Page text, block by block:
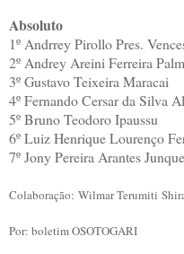
Absoluto
1º Andrrey PirolloPres.
2º Andrey Areini Ferreira
3ºGustavo Teixeira Maracai
4ºFernando Cersar da Silva
5ºBruno TeodoroIpaussu
6ºLuiz Henrique Lourenço
7ºJony Pereira Arantes
Colaboração: Wilmar Terumiti
Por: boletim OSOTOGARI